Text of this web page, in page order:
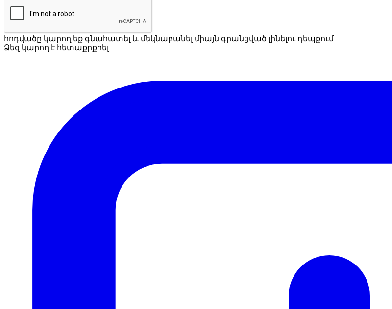
հոդվածը կարող եք գնահատել և մեկնաբանել միայն գրանցված լինելու դեպքում
Ձեզ կարող է հետաքրքրել